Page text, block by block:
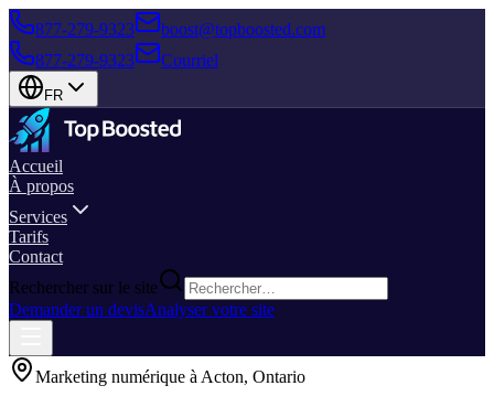
877-279-9323
boost@topboosted.com
877-279-9323
Courriel
FR
Accueil
À propos
Services
Tarifs
Contact
Rechercher sur le site
Demander un devisAnalyser votre site
Marketing numérique à Acton, Ontario